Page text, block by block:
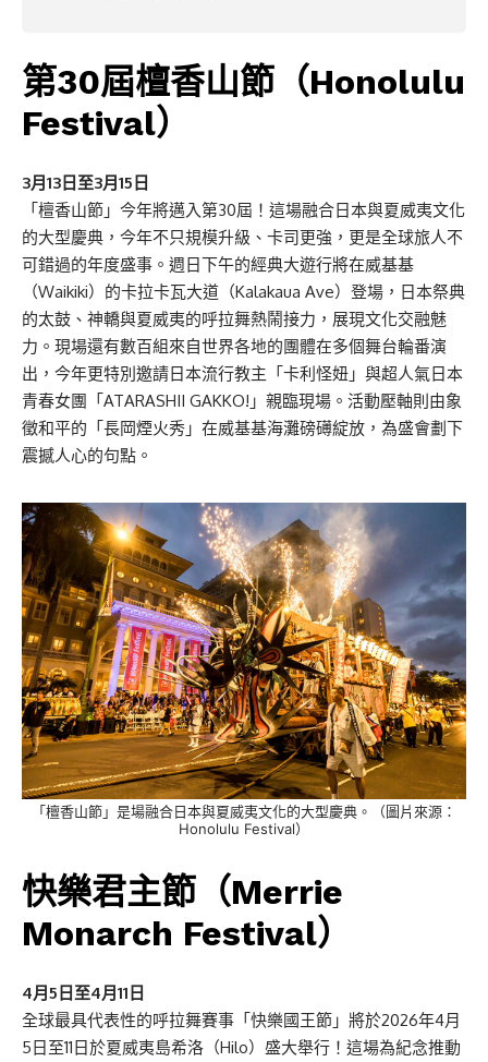
第30屆檀香山節（Honolulu
Festival）
3月13日至3月15日
「檀香山節」今年將邁入第30屆！這場融合日本與夏威夷文化
的大型慶典，今年不只規模升級、卡司更強，更是全球旅人不
可錯過的年度盛事。週日下午的經典大遊行將在威基基
（Waikiki）的卡拉卡瓦大道（Kalakaua Ave）登場，日本祭典
的太鼓、神轎與夏威夷的呼拉舞熱鬧接力，展現文化交融魅
力。現場還有數百組來自世界各地的團體在多個舞台輪番演
出，今年更特別邀請日本流行教主「卡利怪妞」與超人氣日本
青春女團「ATARASHII GAKKO!」親臨現場。活動壓軸則由象
徵和平的「長岡煙火秀」在威基基海灘磅礡綻放，為盛會劃下
震撼人心的句點。
「檀香山節」是場融合日本與夏威夷文化的大型慶典。（圖片來源：
Honolulu Festival）
快樂君主節（Merrie
Monarch Festival）
4月5日至4月11日
全球最具代表性的呼拉舞賽事「快樂國王節」將於2026年4月
5日至11日於夏威夷島希洛（Hilo）盛大舉行！這場為紀念推動